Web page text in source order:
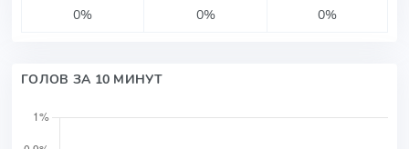
0%
0% 0%
ГОЛОВ ЗА 10 МИНУТ